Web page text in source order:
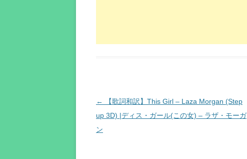
投
稿
ナ
←
【歌詞和訳】This Girl – Laza Morgan (Step
up 3D) |ディス・ガール(この女) – ラザ・モーガ
ン